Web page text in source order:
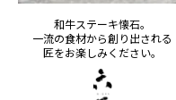
和牛ステーキ懐石。
一流の食材から創り出される
匠をお楽しみください。